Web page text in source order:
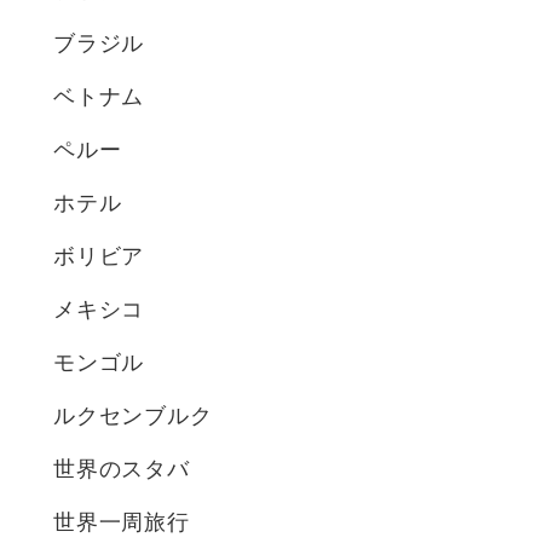
ブラジル
ベトナム
ペルー
ホテル
ボリビア
メキシコ
モンゴル
ルクセンブルク
世界のスタバ
世界一周旅行